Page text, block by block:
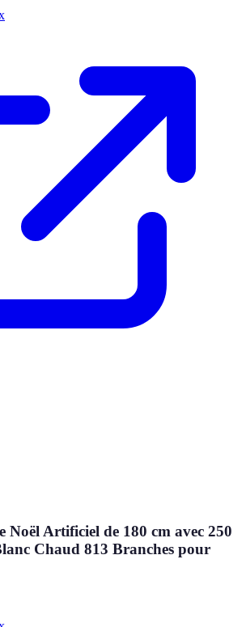
Noël Artificiel de 180 cm avec 250
Chaud 813 Branches pour